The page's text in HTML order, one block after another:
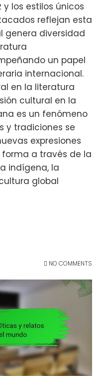
los estilos únicos
reflejan esta
genera diversidad
un papel
internacional.
en la literatura
cultural en la
es un fenómeno
y tradiciones se
expresiones
forma a través de la
indígena, la
global
NO COMMENTS